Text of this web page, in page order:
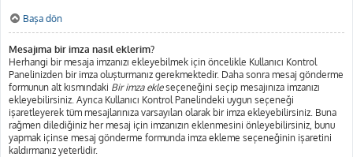
Başa dön
Mesajıma bir imza nasıl eklerim?
Herhangi bir mesaja imzanızı ekleyebilmek için öncelikle Kullanıcı Kontrol
Panelinizden bir imza oluşturmanız gerekmektedir. Daha sonra mesaj gönderme
formunun alt kısmındaki Bir imza ekleseçeneğini seçip mesajınıza imzanızı
ekleyebilirsiniz. Ayrıca Kullanıcı Kontrol Panelindeki uygun seçeneği
işaretleyerek tüm mesajlarınıza varsayılan olarak bir imza ekleyebilirsiniz. Buna
rağmen dilediğiniz her mesaj için imzanızın eklenmesini önleyebilirsiniz, bunu
yapmak içinse mesaj gönderme formunda imza ekleme seçeneğinin işaretini
kaldırmanız yeterlidir.